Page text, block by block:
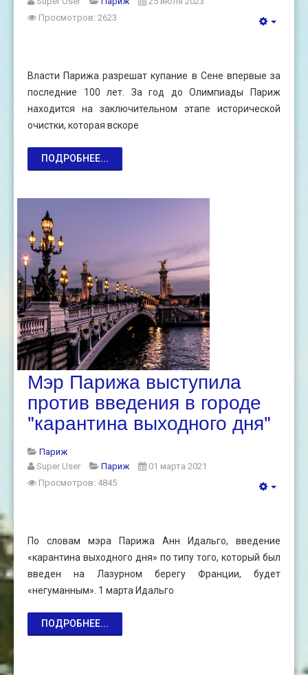
Просмотров: 2623
Власти Парижа разрешат купание в Сене впервые за
последние 100 лет. За год до Олимпиады Париж
находится на заключительном этапе исторической
очистки, которая вскоре
ПОДРОБНЕЕ...
Мэр Парижа выступила
против введения в городе
"карантина выходного дня"
Париж
Super User
Париж
01 марта 2021
Просмотров: 4845
По словам мэра Парижа Анн Идальго, введение
«карантина выходного дня» по типу того, который был
введен на Лазурном берегу Франции, будет
«негуманным». 1 марта Идальго
ПОДРОБНЕЕ...